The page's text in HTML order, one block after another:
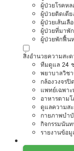
ผู้ป่วยโรคหล
ผู้ป่วยติดเตีย
ผู้ป่วยเส้นเลื
ผู้ป่วยที่มาพั
ผู้ป่วยพักฟื้น
สิ่งอำนวยความสะ
ทีมดูแล 24
พยาบาลวิช
กล้องวงจรปิด
แพทย์เฉพาะ
อาหารตาม
ดูแลความส
กายภาพบำ
กิจกรรมนัน
รายงานข้อ